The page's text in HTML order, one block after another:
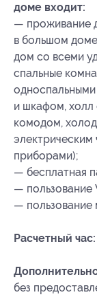
доме входит:
— проживание
в большом
дом со всеми
спальные
и шкафом, холл
комодом,
приборами);
— бесплатная
— пользование
— пользование
Расчетный час:
без